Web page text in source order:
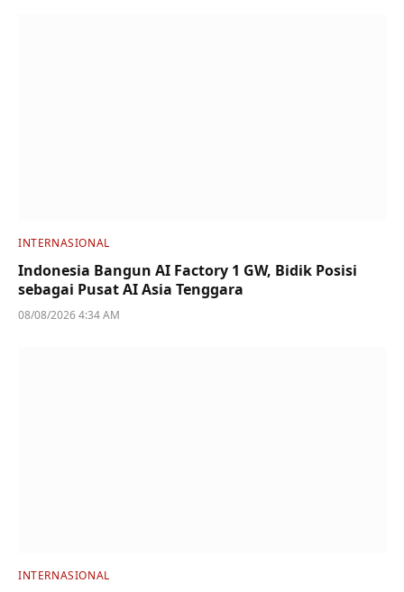
INTERNASIONAL
Indonesia Bangun AI Factory 1 GW, Bidik Posisi
sebagai Pusat AI Asia Tenggara
08/08/2026 4:34 AM
INTERNASIONAL